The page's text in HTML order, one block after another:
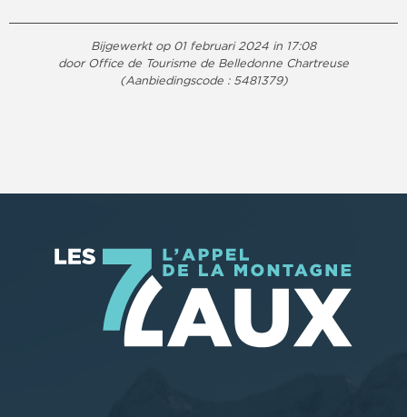
Bijgewerkt op 01 februari 2024 in 17:08
door Office de Tourisme de Belledonne Chartreuse
(Aanbiedingscode : 5481379)